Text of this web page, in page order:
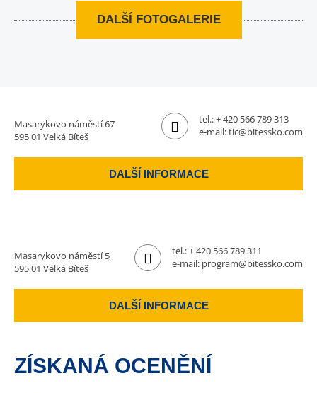
DALŠÍ FOTOGALERIE
Masarykovo náměstí 67
595 01 Velká Bíteš
tel.:+ 420 566 789 313
e-mail:tic@bitessko.com
DALŠÍ INFORMACE
Masarykovo náměstí 5
595 01 Velká Bíteš
tel.:+ 420 566 789 311
e-mail: program@bitessko.com
DALŠÍ INFORMACE
ZÍSKANÁ OCENĚNÍ